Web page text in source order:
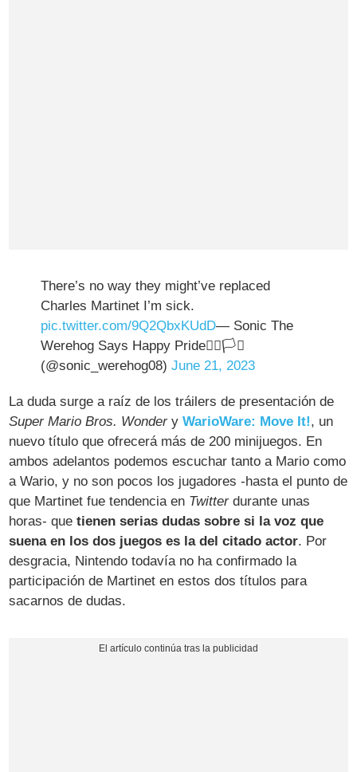
There’s no way they might’ve replaced
Charles Martinet I’m sick.
pic.twitter.com/9Q2QbxKUdD— Sonic The
Werehog Says Happy Pride🏳️‍🌈🏳️‍⚧️
(@sonic_werehog08)June 21, 2023
La duda surge a raíz de los tráilers de presentación de
Super Mario Bros. WonderyWarioWare: Move It!, un
nuevo título que ofrecerá más de 200 minijuegos. En
ambos adelantos podemos escuchar tanto a Mario como
a Wario, y no son pocos los jugadores -hasta el punto de
que Martinet fue tendencia en Twitterdurante unas
horas- quetienen serias dudas sobre si la voz que
suena en los dos juegos es la del citado actor. Por
desgracia, Nintendo todavía no ha confirmado la
participación de Martinet en estos dos títulos para
sacarnos de dudas.